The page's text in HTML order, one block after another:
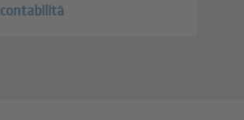
contabilità